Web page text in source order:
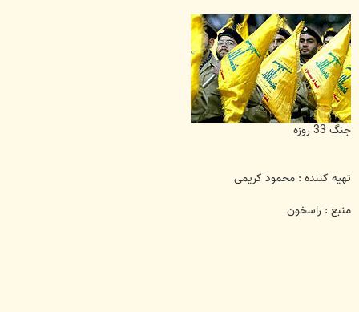
جنگ 33 روزه
تهیه کننده : محمود کریمی
منبع : راسخون